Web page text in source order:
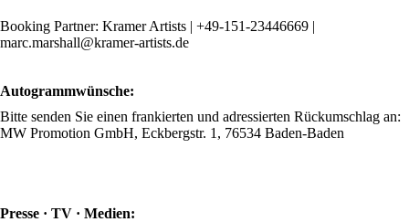
Booking Partner: Kramer Artists | +49-151-23446669 |
marc.marshall@kramer-artists.de
Autogrammwünsche:
Bitte senden Sie einen frankierten und adressierten Rückumschlag an:
MW Promotion GmbH, Eckbergstr. 1, 76534 Baden-Baden
Presse · TV · Medien: